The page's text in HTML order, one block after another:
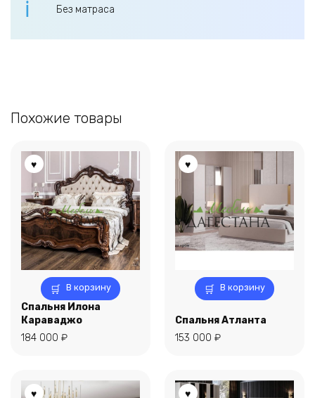
Без матраса
Похожие товары
В корзину
Спальня Илона
Караваджо
184 000 ₽
В корзину
Спальня Атланта
153 000 ₽